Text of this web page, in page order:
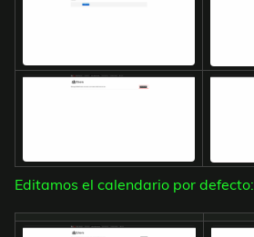
Editamos el calendario por defecto: